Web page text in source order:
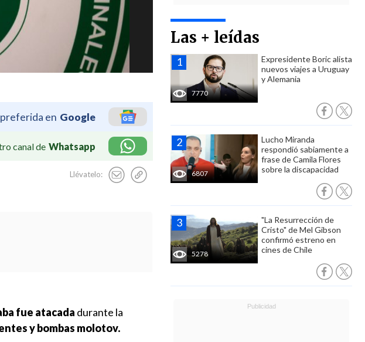
en Google
canal de Whatsapp
Llévatelo:
Las + leídas
7770
Expresidente Boric alista
nuevos viajes a Uruguay
y Alemania
6807
Lucho Miranda
respondió sabiamente a
frase de Camila Flores
sobre la discapacidad
5278
"La Resurrección de
Cristo" de Mel Gibson
confirmó estreno en
cines de Chile
fue atacada durante la
y bombas molotov.